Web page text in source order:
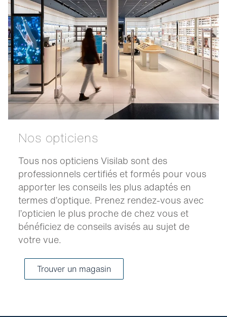
Nos opticiens
Tous nos opticiens Visilab sont des
professionnels certifiés et formés pour vous
apporter les conseils les plus adaptés en
termes d’optique. Prenez rendez-vous avec
l’opticien le plus proche de chez vous et
bénéficiez de conseils avisés au sujet de
votre vue.
Trouver un magasin